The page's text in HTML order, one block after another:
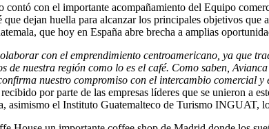
contó con el importante acompañamiento del Equipo
dejan huella para alcanzar los principales objetivos
que hoy en España abre brecha a amplias
con el emprendimiento centroamericano, ya que
de nuestra región como lo es el café. Como saben,
nuestro compromiso con el intercambio comercial y
por parte de las empresas líderes que se unieron a
asimismo el Instituto Guatemalteco de Turismo INGUAT,